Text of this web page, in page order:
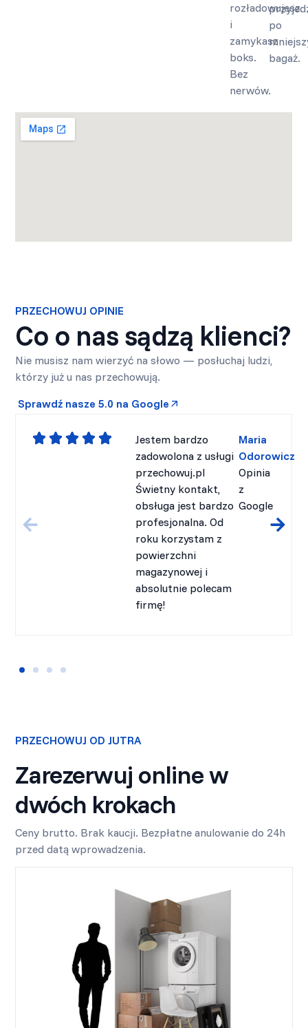
rozładowujesz
i
zamykasz
boks.
Bez
nerwów.
po
bagaż.
PRZECHOWUJ OPINIE
Co o nas sądzą klienci?
Nie musisz nam wierzyć na słowo — posłuchaj ludzi,
którzy już u nas przechowują.
Sprawdź nasze 5.0 na Google
Jestem bardzo
zadowolona z usługi
przechowuj.pl
Świetny kontakt,
obsługa jest bardzo
profesjonalna. Od
roku korzystam z
powierzchni
magazynowej i
absolutnie polecam
firmę!
Maria
Odorowicz
Opinia
z
Google
PRZECHOWUJ OD JUTRA
Zarezerwuj online w
dwóch krokach
Ceny brutto. Brak kaucji. Bezpłatne anulowanie do 24h
przed datą wprowadzenia.